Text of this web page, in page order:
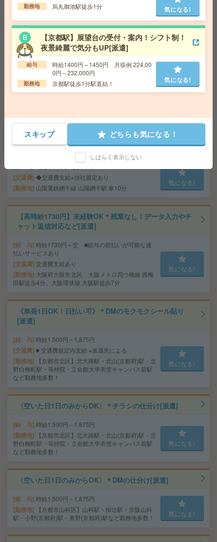
交通費 交通費支給あり
斎橋駅徒歩7分、大阪メトロ御堂筋線 本町駅徒歩7分
気になる!
座り仕事！給与即払いOK！高時給！日勤のお仕事！品質
検査作業[派遣]
給 与 時給1430円
交通費 交通費支給有り
＼高時給1450円×車通勤OK！／入力メインの事務！@網
干＊50代活躍中[派遣]
交通費 ◆交通費支給※当社規定あり
勤務地 山陽電鉄網干線 山陽網干駅 車10分
気になる!
【高時給1730円】未経験OK＊残業なし！データ入力やチ
ャット返信対応など[派遣]
給 与 時給1730円＋交 ■給与の前払いが可能な速
払いサービスあり
交通費 交通費支給あり
勤務地 大阪府大阪市北区 大阪メトロ四つ橋線 西梅
田駅徒歩4分、大阪環状線 大阪駅徒歩7分
気になる!
《単発1日OK！日払い可》＊DMのモクモクシール貼り
[派遣]
給 与 時給1,500円～1,875円
交通費 ■ 交通費規定内支給 ※派遣先による
勤務地
【京都市北区】北大路駅・北山(京都府)駅・北
野白梅町駅・等持院・立命館大学衣笠キャンパス前駅
など勤務地多数！
気になる!
〈空いた日1日のみからOK〉＊チラシの仕分け[派遣]
給 与 時給1,500円～1,875円
勤務地
【京都市北区】北大路駅・北山(京都府)駅・北
野白梅町駅・等持院・立命館大学衣笠キャンパス前駅
など勤務地多数！
気になる!
〈空いた日1日のみからOK〉＊DMの仕分け[派遣]
給 与 時給1,500円～1,875円
勤務地
【京都市山科区】山科駅・椥辻駅・京阪山科
駅・小野(京都府)駅・東野(京都府)駅など勤務地多数！
気になる!
勤務地 烏丸御池駅徒歩1分 気になる!
【京都駅】展望台の受付・案内！シフト制！
夜景綺麗で気分もUP[派遣]
給与
時給1400円～1450円 月収例 224,00
0円～232,000円
勤務地 京都駅徒歩1分駅直結！ 気になる!
スキップ どちらも気になる！
しばらく表示しない